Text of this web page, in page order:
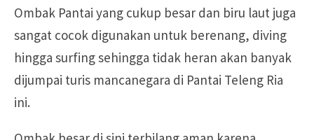
Ombak Pantai yang cukup besar dan biru laut juga
sangat cocok digunakan untuk berenang, diving
hingga surfing sehingga tidak heran akan banyak
dijumpai turis mancanegara di Pantai Teleng Ria
ini.